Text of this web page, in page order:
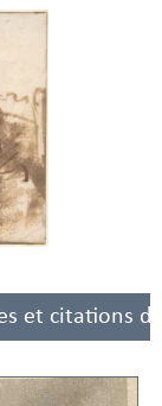
et citations